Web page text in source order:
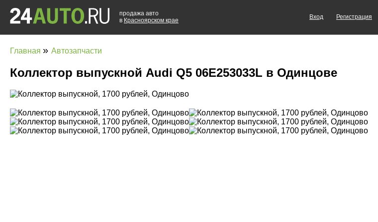
продажа авто
в Красноярском крае
Вход Регистрация
Главная » Автозапчасти
Коллектор выпускной Audi Q5 06E253033L в Одинцове